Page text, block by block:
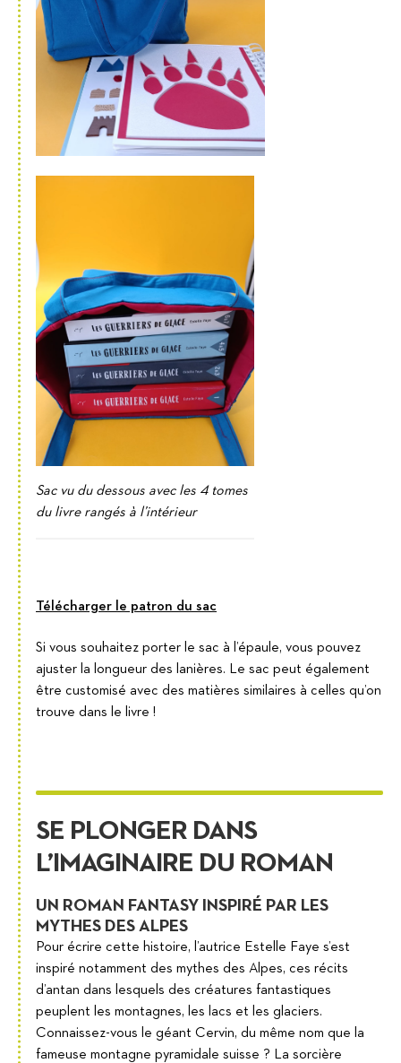
Sac vu du dessous avec les 4 tomes
du livre rangés à l’intérieur
Télécharger le patron du sac
Si vous souhaitez porter le sac à l’épaule, vous pouvez
ajuster la longueur des lanières. Le sac peut également
être customisé avec des matières similaires à celles qu’on
trouve dans le livre !
SE PLONGER DANS
L’IMAGINAIRE DU ROMAN
UN ROMAN FANTASY INSPIRÉ PAR LES
MYTHES DES ALPES
Pour écrire cette histoire, l’autrice Estelle Faye s’est
inspiré notamment des mythes des Alpes, ces récits
d’antan dans lesquels des créatures fantastiques
peuplent les montagnes, les lacs et les glaciers.
Connaissez-vous le géant Cervin, du même nom que la
fameuse montagne pyramidale suisse ? La sorcière